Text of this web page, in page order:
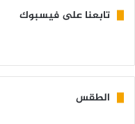
تابعنا على فيسبوك
الطقس